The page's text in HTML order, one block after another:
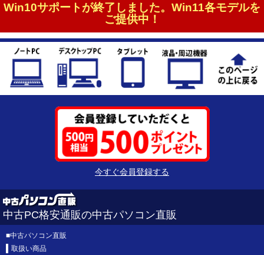
Win10サポートが終了しました。Win11各モデルを
ご提供中！
今すぐ会員登録する
中古PC格安通販の中古パソコン直販
■中古パソコン直販
取扱い商品